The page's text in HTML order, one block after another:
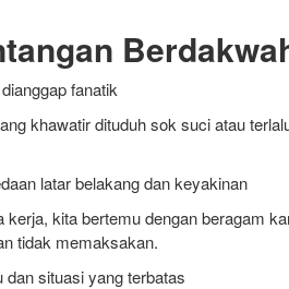
fanatik
khawatir dituduh sok suci atau
latar belakang dan keyakinan
kerja, kita bertemu dengan beragam
tidak memaksakan.
dan situasi yang terbatas